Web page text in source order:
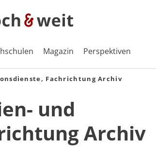
Magazin Perspektiven
Fachrichtung Archiv
und
Archiv